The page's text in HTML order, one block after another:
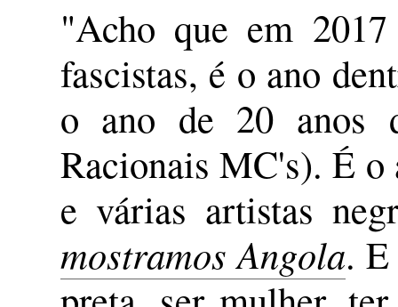
"Acho que em
fascistas, é o ano
o ano de 20 anos
Racionais MC's). É o
e várias artistas
mostramos Angola.